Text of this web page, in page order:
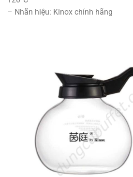
– Nhãn hiệu: Kinox chính hãng